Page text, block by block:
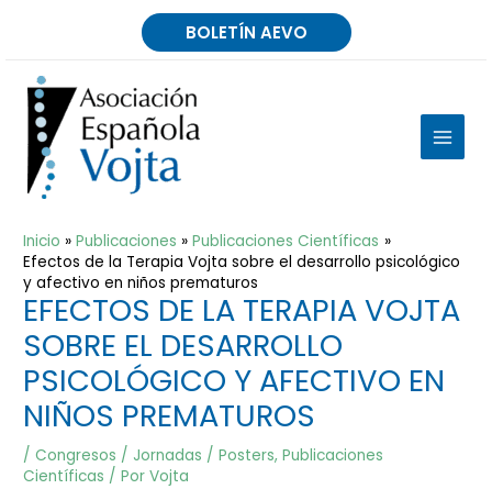
BOLETÍN AEVO
MAIN
Inicio Publicaciones
Publicaciones Científicas
Efectos de la Terapia Vojta sobre el desarrollo psicológico
y afectivo en niños prematuros
EFECTOS DE LA TERAPIA VOJTA
SOBRE EL DESARROLLO
PSICOLÓGICO Y AFECTIVO EN
NIÑOS PREMATUROS
/Congresos / Jornadas / Posters,Publicaciones
Científicas / PorVojta